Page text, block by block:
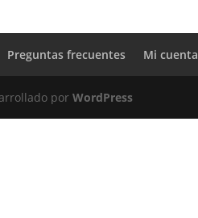
Preguntas frecuentes Mi cuenta
porWordPress